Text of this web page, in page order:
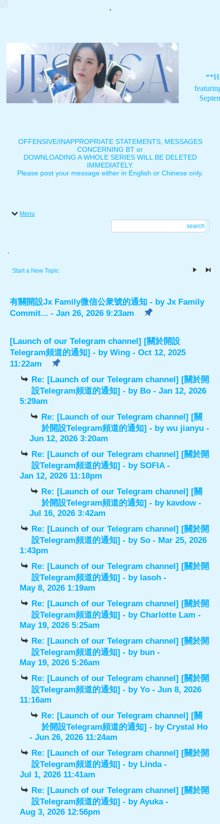
.
OFFENSIVE/INAPPROPRIATE STATEMENTS, MESSAGES
CONCERNING BT or
DOWNLOADING A WHOLE SERIES WILL BE DELETED
IMMEDIATELY.
Please post your message either in English or Chinese only.
Menu
search
.
Start a New Topic
有關開設Jx Family微信公衆號的通知 - by Jx Family
Commit... - Jan 26, 2026 9:23am
[Launch of our Telegram channel] [關於開設
Telegram頻道的通知] - by Wing - Oct 12, 2025
11:22am
Re: [Launch of our Telegram channel] [關於開
設Telegram頻道的通知] - by Bo - Jan 12, 2026
5:29am
Re: [Launch of our Telegram channel] [關
於開設Telegram頻道的通知] - bywu jianyu -
Jun 12, 2026 3:20am
Re: [Launch of our Telegram channel] [關於開
設Telegram頻道的通知] - bySOFIA-
Jan 12, 2026 11:18pm
Re: [Launch of our Telegram channel] [關
於開設Telegram頻道的通知] - by kavdow-
Jul 16, 2026 3:42am
Re: [Launch of our Telegram channel] [關於開
設Telegram頻道的通知] - bySo - Mar 25, 2026
1:43pm
Re: [Launch of our Telegram channel] [關於開
設Telegram頻道的通知] - by lasoh -
May 8, 2026 1:19am
Re: [Launch of our Telegram channel] [關於開
設Telegram頻道的通知] - byCharlotte Lam -
May 19, 2026 5:25am
Re: [Launch of our Telegram channel] [關於開
設Telegram頻道的通知] - by bun -
May 19, 2026 5:26am
Re: [Launch of our Telegram channel] [關於開
設Telegram頻道的通知] - byYo - Jun 8, 2026
11:16am
Re: [Launch of our Telegram channel] [關
於開設Telegram頻道的通知] - byCrystal Ho
- Jun 26, 2026 11:24am
Re: [Launch of our Telegram channel] [關於開
設Telegram頻道的通知] - by Linda-
Jul 1, 2026 11:41am
Re: [Launch of our Telegram channel] [關於開
設Telegram頻道的通知] - byAyuka-
Aug 3, 2026 12:56pm